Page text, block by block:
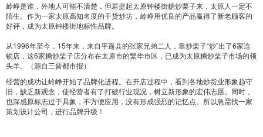
岭峥是谁，外地人可能不清楚，但若提起太原钟楼街糖炒栗子来，太原人一定不
陌生。作为一家太原高知名度的干货炒坊，岭峥用优良的产品赢得了新老顾客的
好评，成为太原钟楼街地标性品牌。
从1996年至今，15年来，来自平遥县的张家兄弟二人，靠炒栗子“炒”出了6家连
锁店，这6家糖炒栗子店分布在太原市的繁华市区，已成为太原糖炒栗子市场的领
头羊。（源自三晋都市报）
经营的成功让岭峥开始了品牌化进程。在开店过程中，看到各地炒货业形象趋守
旧，缺乏新观念，使经营者有了打破行业现况，树立新形象的宏伟志愿。同时，
也深感原标志过于具象，不方便应用，没有形成强烈的记忆点。所以急需找一家
策划设计公司，进行品牌升级！